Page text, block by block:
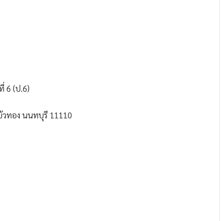
6 (ป.6)
ทอง นนทบุรี 11110